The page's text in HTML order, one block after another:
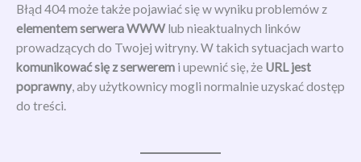
Błąd 404 może także pojawiać się w wyniku problemów z
elementem serwera WWWlub nieaktualnych linków
prowadzących do Twojej witryny. W takich sytuacjach warto
komunikować się z serwerem i upewnić się, że URL jest
poprawny, aby użytkownicy mogli normalnie uzyskać dostęp
do treści.